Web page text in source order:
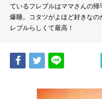
ているフレブルはママさんの
爆睡。コタツがよほど好きな
レブルらしくて最高！
Share Tweet